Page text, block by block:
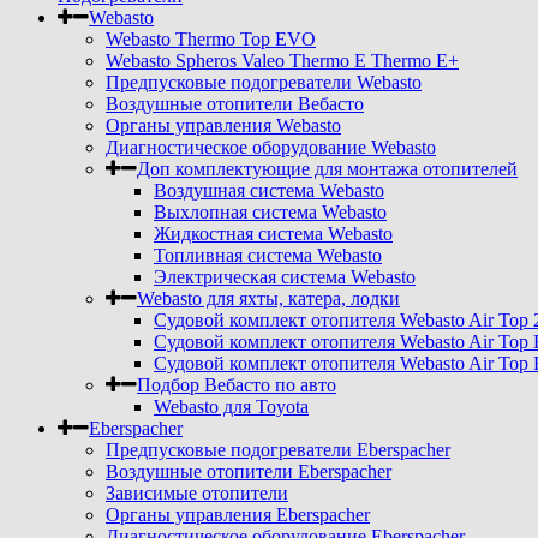
Webasto
Webasto Thermo Top EVO
Webasto Spheros Valeo Thermo E Thermo E+
Предпусковые подогреватели Webasto
Воздушные отопители Вебасто
Органы управления Webasto
Диагностическое оборудование Webasto
Доп комплектующие для монтажа отопителей
Воздушная система Webasto
Выхлопная система Webasto
Жидкостная система Webasto
Топливная система Webasto
Электрическая система Webasto
Webasto для яхты, катера, лодки
Судовой комплект отопителя Webasto Air Top
Судовой комплект отопителя Webasto Air Top
Судовой комплект отопителя Webasto Air Top
Подбор Вебасто по авто
Webasto для Toyota
Eberspacher
Предпусковые подогреватели Eberspacher
Воздушные отопители Eberspacher
Зависимые отопители
Органы управления Eberspacher